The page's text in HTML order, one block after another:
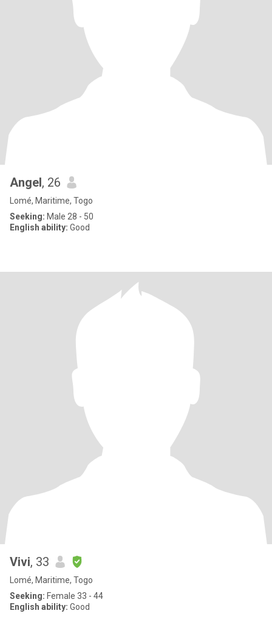
Angel, 26
Lomé, Maritime, Togo
Seeking: Male 28 - 50
English ability: Good
Vivi, 33
Lomé, Maritime, Togo
Seeking: Female 33 - 44
English ability: Good